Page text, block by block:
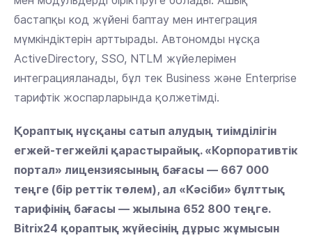
бастапқы код жүйені баптау мен интеграция
мүмкіндіктерін арттырады. Автономды нұсқа
ActiveDirectory, SSO, NTLM жүйелерімен
интеграцияланады, бұл тек Business және Enterprise
тарифтік жоспарларында қолжетімді.
Қораптық нұсқаны сатып алудың тиімділігін
егжей-тегжейлі қарастырайық. «Корпоративтік
портал» лицензиясының бағасы — 667 000
теңге (бір реттік төлем), ал «Кәсіби» бұлттық
тарифінің бағасы — жылына 652 800 теңге.
Bitrix24 қораптық жүйесінің дұрыс жұмысын